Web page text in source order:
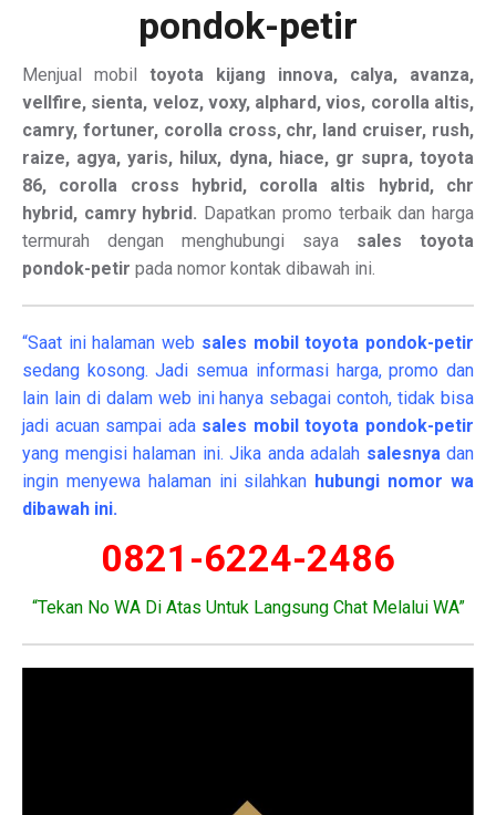
pondok-petir
Menjual mobil toyota kijang innova, calya, avanza,
vellfire, sienta, veloz, voxy, alphard, vios, corolla altis,
camry, fortuner, corolla cross, chr, land cruiser, rush,
raize, agya, yaris, hilux, dyna, hiace, gr supra, toyota
86, corolla cross hybrid, corolla altis hybrid, chr
hybrid, camry hybrid. Dapatkan promo terbaik dan harga
termurah dengan menghubungi saya sales toyota
pondok-petir pada nomor kontak dibawah ini.
“Saat ini halaman web sales mobil toyota pondok-petir
sedang kosong. Jadi semua informasi harga, promo dan
lain lain di dalam web ini hanya sebagai contoh, tidak bisa
jadi acuan sampai ada sales mobil toyota pondok-petir
yang mengisi halaman ini. Jika anda adalah salesnyadan
ingin menyewa halaman ini silahkan hubungi nomor wa
dibawah ini.
0821-6224-2486
“Tekan No WA Di Atas Untuk Langsung Chat Melalui WA”